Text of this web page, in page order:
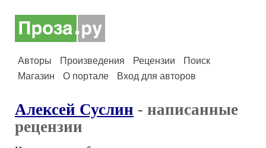
Авторы Произведения Рецензии
Поиск
Магазин
О портале Вход для авторов
Алексей Суслин - написанные
рецензии